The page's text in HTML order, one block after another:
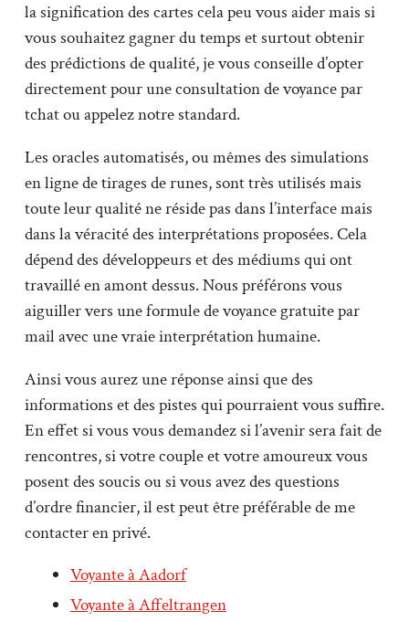
la signification des cartes cela peu vous aider mais si
vous souhaitez gagner du temps et surtout obtenir
des prédictions de qualité, je vous conseille d’opter
directement pour une consultation de voyance par
tchat ou appelez notre standard.
Les oracles automatisés, ou mêmes des simulations
en ligne de tirages de runes, sont très utilisés mais
toute leur qualité ne réside pas dans l’interface mais
dans la véracité des interprétations proposées. Cela
dépend des développeurs et des médiums qui ont
travaillé en amont dessus. Nous préférons vous
aiguiller vers une formule de voyance gratuite par
mail avec une vraie interprétation humaine.
Ainsi vous aurez une réponse ainsi que des
informations et des pistes qui pourraient vous suffire.
En effet si vous vous demandez si l’avenir sera fait de
rencontres, si votre couple et votre amoureux vous
posent des soucis ou si vous avez des questions
d’ordre financier, il est peut être préférable de me
contacter en privé.
Voyante à Aadorf
Voyante à Affeltrangen